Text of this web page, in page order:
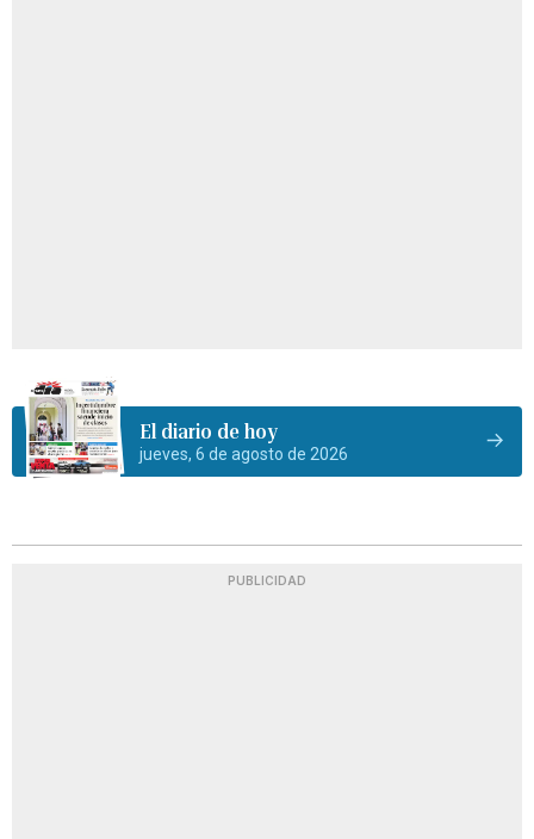
El diario de hoy
jueves, 6 de agosto de 2026
PUBLICIDAD